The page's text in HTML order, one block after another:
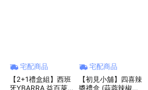
宅配商品
【2+1禮盒組】西班
牙YBARRA 益百萊
宅配商品
【初見小舖】四喜辣
醬禮盒 (蒜蓉辣椒醬/